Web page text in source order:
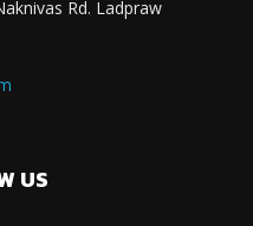
Rd. Ladpraw
US